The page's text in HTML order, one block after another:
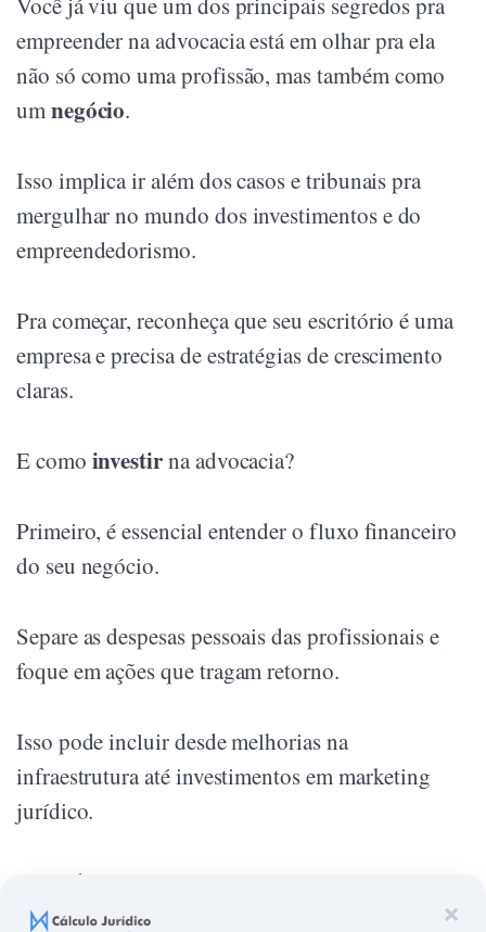
×
empreender na advocacia está em olhar pra ela
não só como uma profissão, mas também como
umnegócio.
Isso implica ir além dos casos e tribunais pra
mergulhar no mundo dos investimentos e do
empreendedorismo.
Pra começar, reconheça que seu escritório é uma
empresa e precisa de estratégias de crescimento
claras.
E como investirna advocacia?
Primeiro, é essencial entender o fluxo financeiro
do seu negócio.
Separe as despesas pessoais das profissionais e
foque em ações que tragam retorno.
Isso pode incluir desde melhorias na
infraestrutura até investimentos em marketing
jurídico.
Além disso, inove!